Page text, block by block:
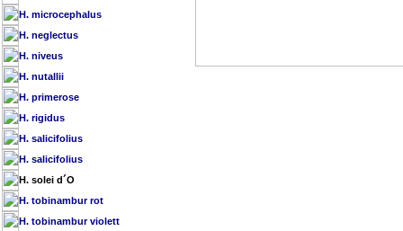
H. microcephalus
H. neglectus
H. niveus
H. nutallii
H. primerose
H. rigidus
H. salicifolius
H. salicifolius
H. solei d´O
H. tobinambur rot
H. tobinambur violett